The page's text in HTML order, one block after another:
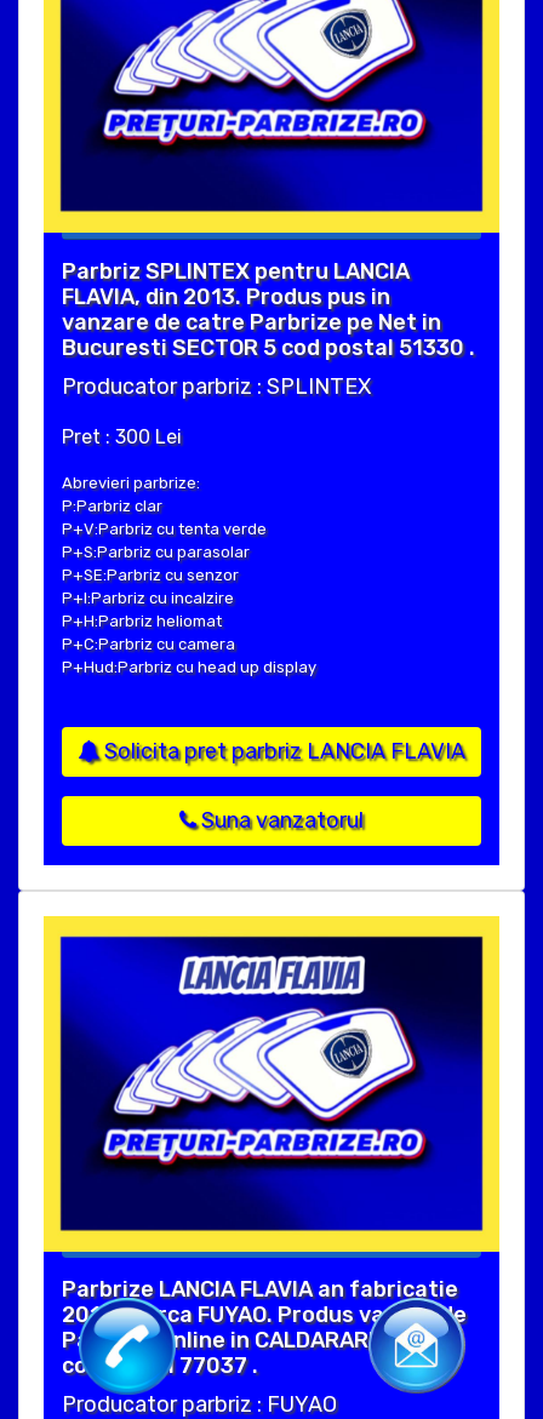
Parbriz SPLINTEX pentru LANCIA
FLAVIA, din 2013. Produs pus in
vanzare de catre Parbrize pe Net in
Bucuresti SECTOR 5 cod postal 51330 .
Producator parbriz : SPLINTEX
Pret : 300 Lei
Abrevieri parbrize:
P:Parbriz clar
P+V:Parbriz cu tenta verde
P+S:Parbriz cu parasolar
P+SE:Parbriz cu senzor
P+I:Parbriz cu incalzire
P+H:Parbriz heliomat
P+C:Parbriz cu camera
P+Hud:Parbriz cu head up display
Solicita pret parbriz LANCIA FLAVIA
Suna vanzatorul
Parbrize LANCIA FLAVIA an fabricatie
2013, marca FUYAO. Produs vandut de
Parbrize Online in CALDARARU ILFOV
cod postal 77037 .
Producator parbriz : FUYAO